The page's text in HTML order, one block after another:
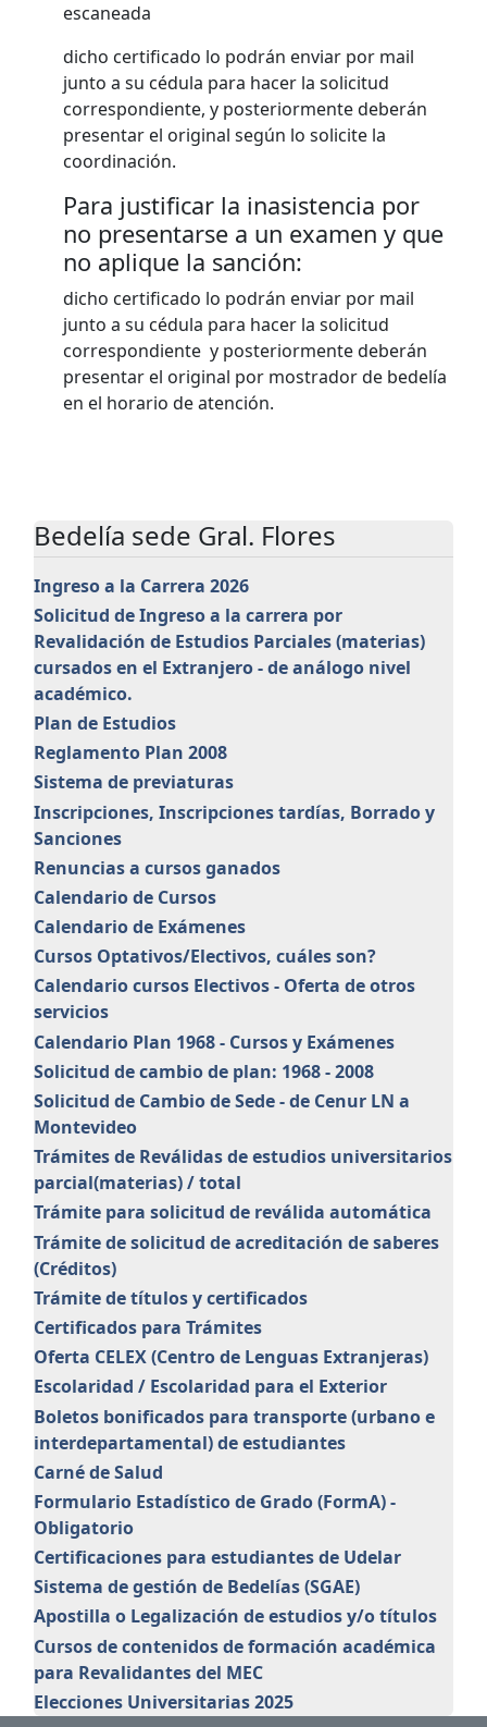
Bedelía sede Gral. Flores
Ingreso a la Carrera 2026
Solicitud de Ingreso a la carrera por
Revalidación de Estudios Parciales (materias)
cursados en el Extranjero - de análogo nivel
académico.
Plan de Estudios
Reglamento Plan 2008
Sistema de previaturas
Inscripciones, Inscripciones tardías, Borrado y
Sanciones
Renuncias a cursos ganados
Calendario de Cursos
Calendario de Exámenes
Cursos Optativos/Electivos, cuáles son?
Calendario cursos Electivos - Oferta de otros
servicios
Calendario Plan 1968 - Cursos y Exámenes
Solicitud de cambio de plan: 1968 - 2008
Solicitud de Cambio de Sede - de Cenur LN a
Montevideo
Trámites de Reválidas de estudios universitarios
parcial(materias) / total
Trámite para solicitud de reválida automática
Trámite de solicitud de acreditación de saberes
(Créditos)
Trámite de títulos y certificados
Certificados para Trámites
Oferta CELEX (Centro de Lenguas Extranjeras)
Escolaridad / Escolaridad para el Exterior
Boletos bonificados para transporte (urbano e
interdepartamental) de estudiantes
Carné de Salud
Formulario Estadístico de Grado (FormA) -
Obligatorio
Certificaciones para estudiantes de Udelar
Sistema de gestión de Bedelías (SGAE)
Apostilla o Legalización de estudios y/o títulos
Cursos de contenidos de formación académica
para Revalidantes del MEC
Elecciones Universitarias 2025
escaneada
dicho certificado lo podrán enviar por mail
junto a su cédula para hacer la solicitud
correspondiente, y posteriormente deberán
presentar el original según lo solicite la
coordinación.
Para justificar la inasistencia por
no presentarse a un examen y que
no aplique la sanción:
dicho certificado lo podrán enviar por mail
junto a su cédula para hacer la solicitud
correspondiente y posteriormente deberán
presentar el original por mostrador de bedelía
en el horario de atención.